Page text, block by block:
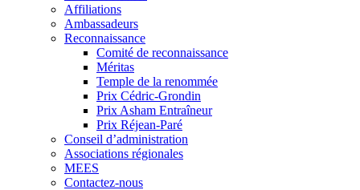
Affiliations
Ambassadeurs
Reconnaissance
Comité de reconnaissance
Méritas
Temple de la renommée
Prix Cédric-Grondin
Prix Asham Entraîneur
Prix Réjean-Paré
Conseil d’administration
Associations régionales
MEES
Contactez-nous